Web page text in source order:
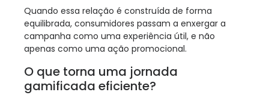
Quando essa relação é construída de forma
equilibrada, consumidores passam a enxergar a
campanha como uma experiência útil, e não
apenas como uma ação promocional.
O que torna uma jornada
gamificada eficiente?